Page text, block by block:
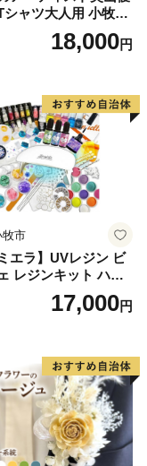
シャツ大人用 小牧市
18,000円
牧市
エラ】UVレジン ビ
レジンキット ハン
レジンクラフト ア
ーキット 手作り セ
17,000円